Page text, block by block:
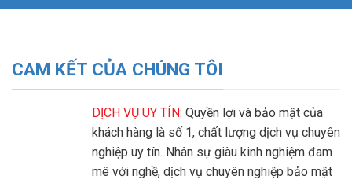
CAM KẾT CỦA CHÚNG TÔI
DỊCH VỤ UY TÍN: Quyền lợi và bảo mật của
khách hàng là số 1, chất lượng dịch vụ chuyên
nghiệp uy tín. Nhân sự giàu kinh nghiệm đam
mê với nghề, dịch vụ chuyên nghiệp bảo mật